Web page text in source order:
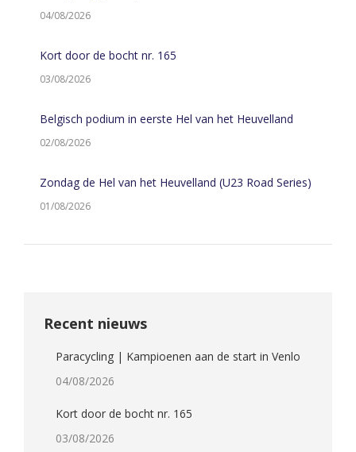
04/08/2026
Kort door de bocht nr. 165
03/08/2026
Belgisch podium in eerste Hel van het Heuvelland
02/08/2026
Zondag de Hel van het Heuvelland (U23 Road Series)
01/08/2026
Recent nieuws
Paracycling | Kampioenen aan de start in Venlo
04/08/2026
Kort door de bocht nr. 165
03/08/2026